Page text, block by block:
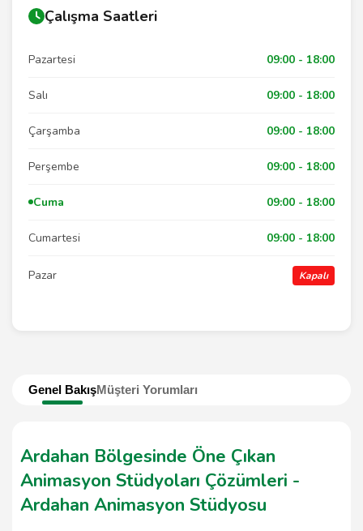
Genel BakışMüşteri Yorumları
Ardahan Bölgesinde Öne Çıkan
Animasyon Stüdyoları Çözümleri -
Ardahan Animasyon Stüdyosu
Çalışma Saatleri
Pazartesi 09:00 - 18:00
Salı 09:00 - 18:00
Çarşamba 09:00 - 18:00
Perşembe 09:00 - 18:00
Cuma 09:00 - 18:00
Cumartesi 09:00 - 18:00
Pazar Kapalı